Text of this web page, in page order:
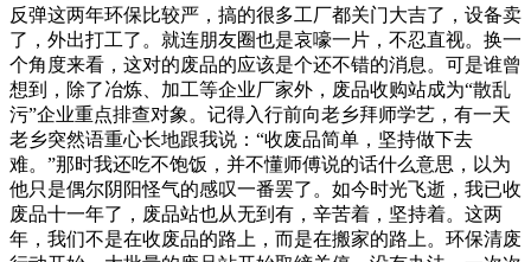
反弹这两年环保比较严，搞的很多工厂都关门大吉了，设备卖
了，外出打工了。就连朋友圈也是哀嚎一片，不忍直视。换一
个角度来看，这对的废品的应该是个还不错的消息。可是谁曾
想到，除了冶炼、加工等企业厂家外，废品收购站成为“散乱
污”企业重点排查对象。记得入行前向老乡拜师学艺，有一天
老乡突然语重心长地跟我说：“收废品简单，坚持做下去
难。”那时我还吃不饱饭，并不懂师傅说的话什么意思，以为
他只是偶尔阴阳怪气的感叹一番罢了。如今时光飞逝，我已收
废品十一年了，废品站也从无到有，辛苦着，坚持着。这两
年，我们不是在收废品的路上，而是在搬家的路上。环保清废